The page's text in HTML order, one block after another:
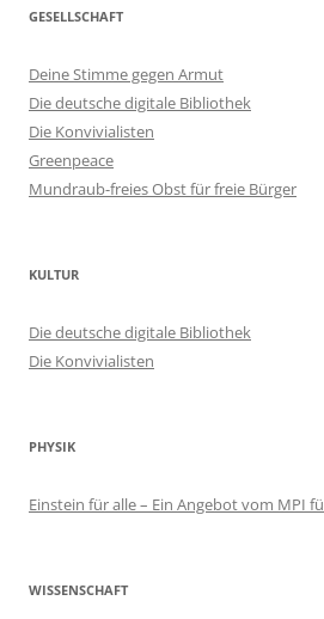
GESELLSCHAFT
Deine Stimme gegen Armut
Die deutsche digitale Bibliothek
Die Konvivialisten
Greenpeace
Mundraub-freies Obst für freie Bürger
KULTUR
Die deutsche digitale Bibliothek
Die Konvivialisten
PHYSIK
Einstein für alle – Ein Angebot vom MPI
WISSENSCHAFT